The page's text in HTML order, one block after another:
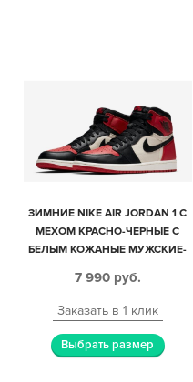
ЗИМНИЕ NIKE AIR JORDAN 1 С
МЕХОМ КРАСНО-ЧЕРНЫЕ С
БЕЛЫМ КОЖАНЫЕ МУЖСКИЕ-
7 990 руб.
Заказать в 1 клик
Выбрать размер